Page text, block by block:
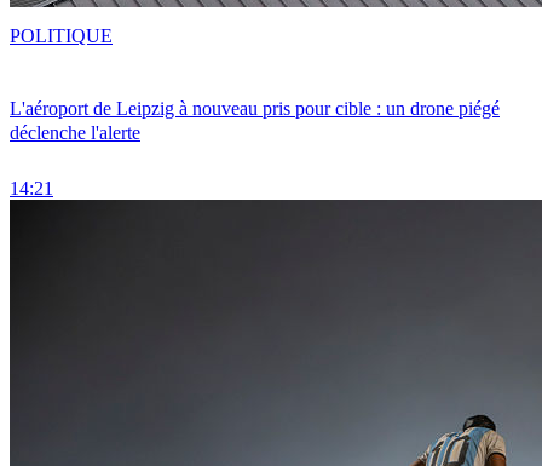
L'aéroport de Leipzig à nouveau pris pour cible : un drone piégé
déclenche l'alerte
14:21
POLITIQUE